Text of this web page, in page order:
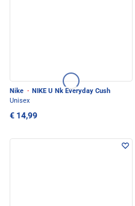
Nike · NIKE U Nk Everyday Cush
Unisex
€ 14,99